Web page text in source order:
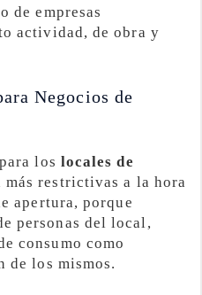
de empresas
actividad, de obra y
Negocios de
los locales de
más restrictivas a la hora
apertura, porque
personas del local,
consumo como
de los mismos.